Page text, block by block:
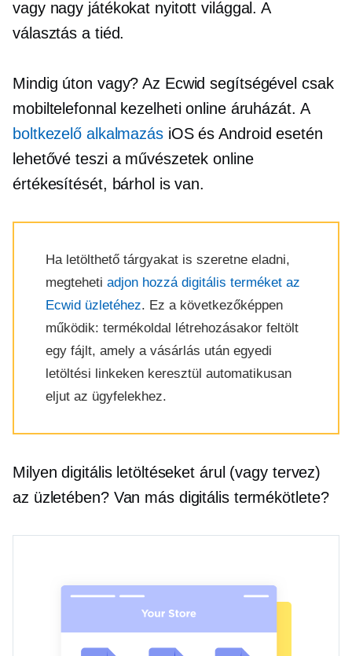
vagy nagy játékokat nyitott világgal. A
választás a tiéd.
Mindig úton vagy? Az Ecwid segítségével csak
mobiltelefonnal kezelheti online áruházát. A
boltkezelő alkalmazásiOS és Android esetén
lehetővé teszi a művészetek online
értékesítését, bárhol is van.
Ha letölthető tárgyakat is szeretne eladni,
megteheti adjon hozzá digitális terméket az
Ecwid üzletéhez. Ez a következőképpen
működik: termékoldal létrehozásakor feltölt
egy fájlt, amely a vásárlás után egyedi
letöltési linkeken keresztül automatikusan
eljut az ügyfelekhez.
Milyen digitális letöltéseket árul (vagy tervez)
az üzletében? Van más digitális termékötlete?